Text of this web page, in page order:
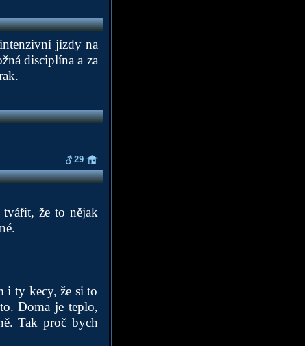
jízdy na
disciplína a za
29
že to nějak
i ty kecy, že si to
Doma je teplo,
Tak proč bych